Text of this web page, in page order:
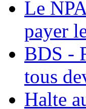
Le
payer
BDS -
tous
Halte